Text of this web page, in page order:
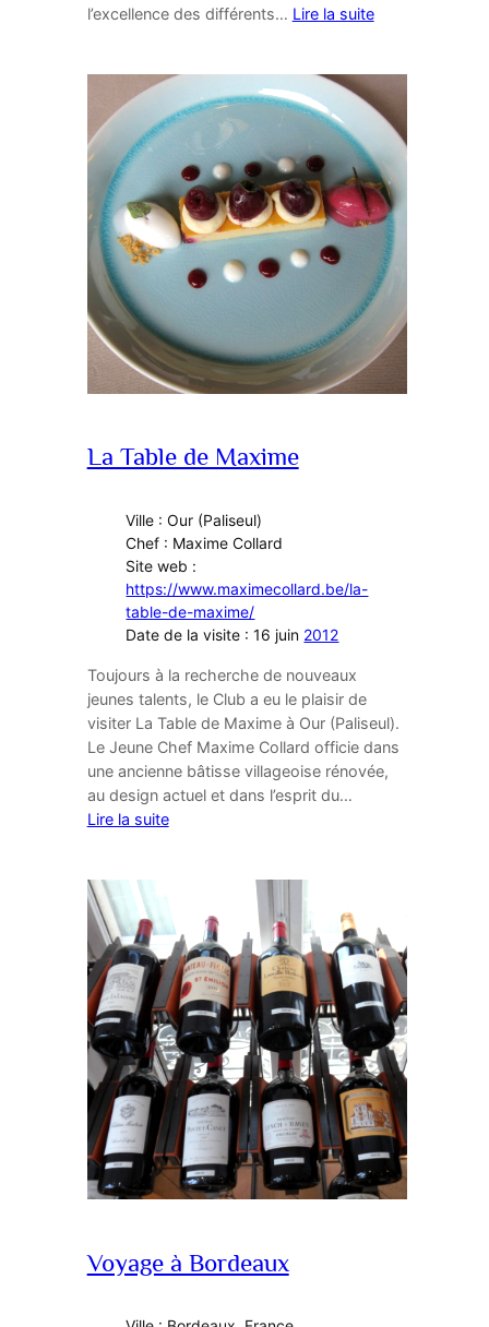
l’excellence des différents… Lire la suite
La Table de Maxime
Ville : Our (Paliseul)
Chef : Maxime Collard
Site web :
https://www.maximecollard.be/la-
table-de-maxime/
Date de la visite : 16 juin 2012
Toujours à la recherche de nouveaux
jeunes talents, le Club a eu le plaisir de
visiter La Table de Maxime à Our (Paliseul).
Le Jeune Chef Maxime Collard officie dans
une ancienne bâtisse villageoise rénovée,
au design actuel et dans l’esprit du…
Lire la suite
Voyage à Bordeaux